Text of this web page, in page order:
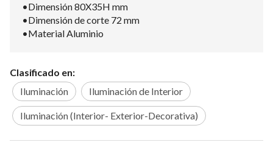
•Dimensión 80X35H mm
•Dimensión de corte 72 mm
•Material Aluminio
Clasificado en:
Iluminación
Iluminación de Interior
Iluminación (Interior- Exterior-Decorativa)